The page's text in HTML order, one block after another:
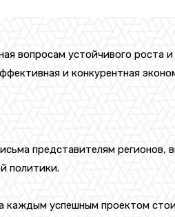
вопросам устойчивого роста
и конкурентная
представителям регионов,
политики.
каждым успешным проектом